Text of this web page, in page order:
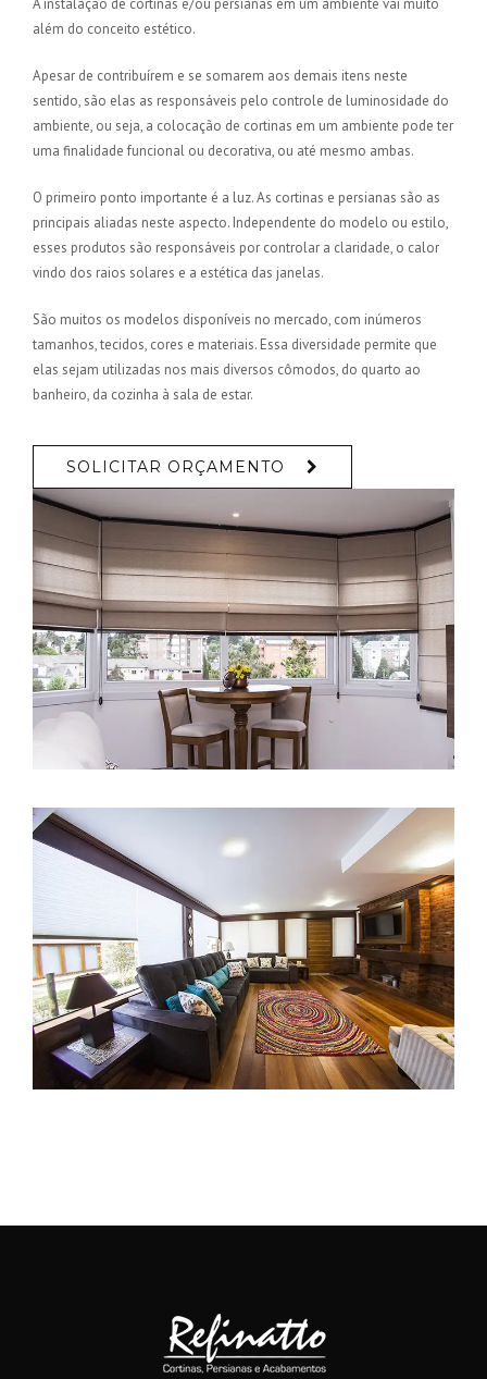
A instalação de cortinas e/ou persianas em um ambiente vai muito
além do conceito estético.
Apesar de contribuírem e se somarem aos demais itens neste
sentido, são elas as responsáveis pelo controle de luminosidade do
ambiente, ou seja, a colocação de cortinas em um ambiente pode ter
uma finalidade funcional ou decorativa, ou até mesmo ambas.
O primeiro ponto importante é a luz. As cortinas e persianas são as
principais aliadas neste aspecto. Independente do modelo ou estilo,
esses produtos são responsáveis por controlar a claridade, o calor
vindo dos raios solares e a estética das janelas.
São muitos os modelos disponíveis no mercado, com inúmeros
tamanhos, tecidos, cores e materiais. Essa diversidade permite que
elas sejam utilizadas nos mais diversos cômodos, do quarto ao
banheiro, da cozinha à sala de estar.
SOLICITAR ORÇAMENTO